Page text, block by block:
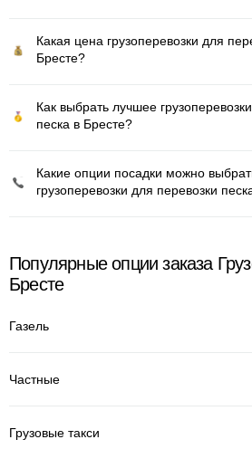
Какая цена грузоперевозки для
Бресте?
Как выбрать лучшее
песка в Бресте?
Какие опции посадки можно
грузоперевозки для перевозки
Популярные опции заказа
Бресте
Газель
Частные
Грузовые такси